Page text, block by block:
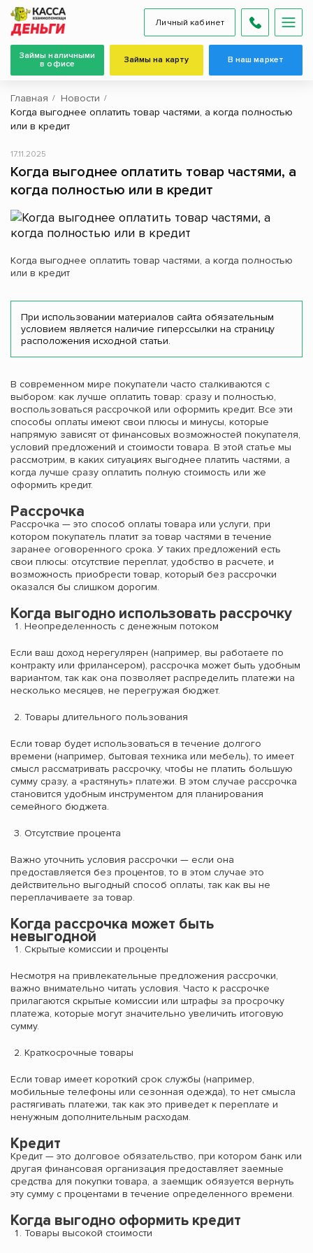
Личный кабинет
Займы наличными
в офисе
Займы на карту В наш маркет
Главная
Новости
Когда выгоднее оплатить товар частями, а когда полностью
или в кредит
Когда выгоднее оплатить товар частями, а
когда полностью или в кредит
17.11.2025
Когда выгоднее оплатить товар частями, а когда полностью
или в кредит
При использовании материалов сайта обязательным
условием является наличие гиперссылки на страницу
расположения исходной статьи.
В современном мире покупатели часто сталкиваются с
выбором: как лучше оплатить товар: сразу и полностью,
воспользоваться рассрочкой или оформить кредит. Все эти
способы оплаты имеют свои плюсы и минусы, которые
напрямую зависят от финансовых возможностей покупателя,
условий предложений и стоимости товара. В этой статье мы
рассмотрим, в каких ситуациях выгоднее платить частями, а
когда лучше сразу оплатить полную стоимость или же
оформить кредит.
Рассрочка
Рассрочка — это способ оплаты товара или услуги, при
котором покупатель платит за товар частями в течение
заранее оговоренного срока. У таких предложений есть
свои плюсы: отсутствие переплат, удобство в расчете, и
возможность приобрести товар, который без рассрочки
оказался бы слишком дорогим.
Когда выгодно использовать рассрочку
Неопределенность с денежным потоком
Если ваш доход нерегулярен (например, вы работаете по
контракту или фрилансером), рассрочка может быть удобным
вариантом, так как она позволяет распределить платежи на
несколько месяцев, не перегружая бюджет.
Товары длительного пользования
Если товар будет использоваться в течение долгого
времени (например, бытовая техника или мебель), то имеет
смысл рассматривать рассрочку, чтобы не платить большую
сумму сразу, а «растянуть» платежи. В этом случае рассрочка
становится удобным инструментом для планирования
семейного бюджета.
Отсутствие процента
Важно уточнить условия рассрочки — если она
предоставляется без процентов, то в этом случае это
действительно выгодный способ оплаты, так как вы не
переплачиваете за товар.
Когда рассрочка может быть
невыгодной
Скрытые комиссии и проценты
Несмотря на привлекательные предложения рассрочки,
важно внимательно читать условия. Часто к рассрочке
прилагаются скрытые комиссии или штрафы за просрочку
платежа, которые могут значительно увеличить итоговую
сумму.
Краткосрочные товары
Если товар имеет короткий срок службы (например,
мобильные телефоны или сезонная одежда), то нет смысла
растягивать платежи, так как это приведет к переплате и
ненужным дополнительным расходам.
Кредит
Кредит — это долговое обязательство, при котором банк или
другая финансовая организация предоставляет заемные
средства для покупки товара, а заемщик обязуется вернуть
эту сумму с процентами в течение определенного времени.
Когда выгодно оформить кредит
Товары высокой стоимости